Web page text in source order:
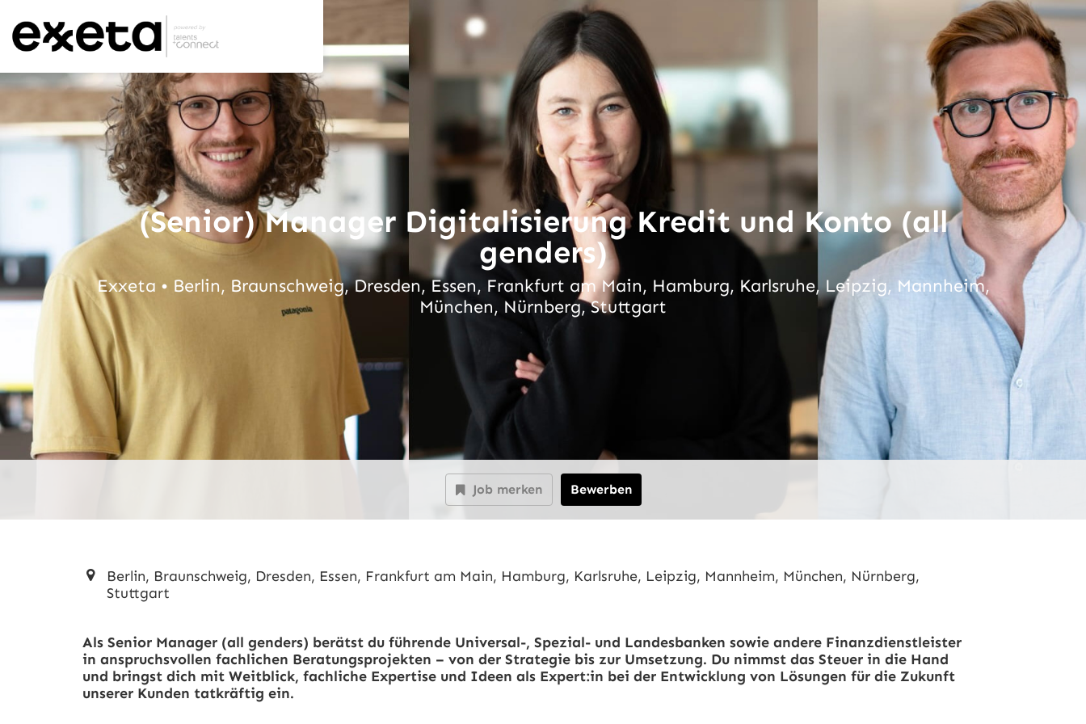
(Senior) Manager Digitalisierung Kredit und Konto (all
genders)
Exxeta • Berlin, Braunschweig, Dresden, Essen, Frankfurt am Main, Hamburg, Karlsruhe, Leipzig, Mannheim,
München, Nürnberg, Stuttgart
Job merken Bewerben
Berlin, Braunschweig, Dresden, Essen, Frankfurt am Main, Hamburg, Karlsruhe, Leipzig, Mannheim, München, Nürnberg,
Stuttgart
Als Senior Manager (all genders) berätst du führende Universal-, Spezial- und Landesbanken sowie andere Finanzdienstleister
in anspruchsvollen fachlichen Beratungsprojekten – von der Strategie bis zur Umsetzung. Du nimmst das Steuer in die Hand
und bringst dich mit Weitblick, fachliche Expertise und Ideen als Expert:in bei der Entwicklung von Lösungen für die Zukunft
unserer Kunden tatkräftig ein.